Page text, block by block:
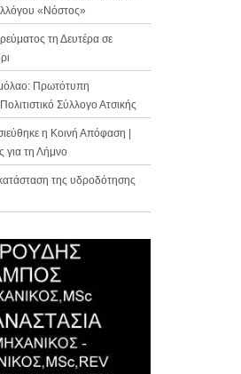
«Νόστος»
τη Δευτέρα σε
Πρωτότυπη
Σύλλογο Ατσικής
η Κοινή Απόφαση |
για τη Λήμνο
της υδροδότησης